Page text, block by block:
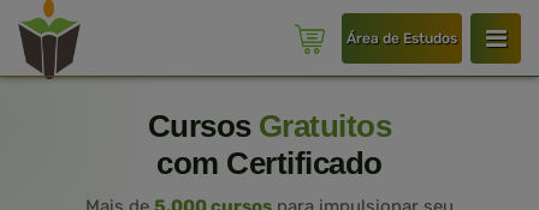
Área de Estudos
Cursos Gratuitos
com Certificado